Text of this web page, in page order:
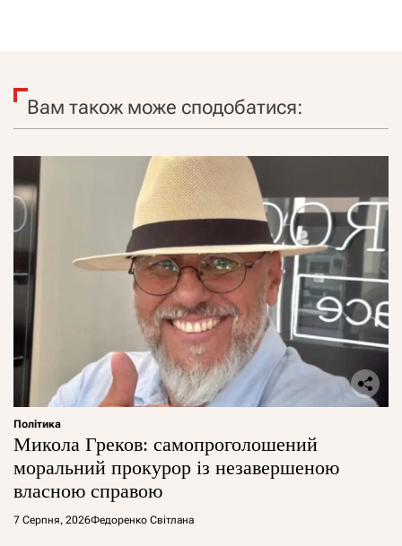
Вам також може сподобатися:
Політика
Микола Греков: самопроголошений
моральний прокурор із незавершеною
власною справою
7 Серпня, 2026Федоренко Світлана